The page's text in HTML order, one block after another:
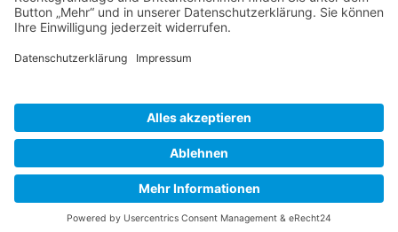
92237 Sulzbach-Rosenberg
E-Mail: vorstand@bienenzuchtverein-sulzbach-
Copyright © Bienenzuchtverein
Sulzbach-Rosenberg 1871 e.V.
Kontakt|Impressum|Datenschutzerklärung|
Cookie-Einstellungen